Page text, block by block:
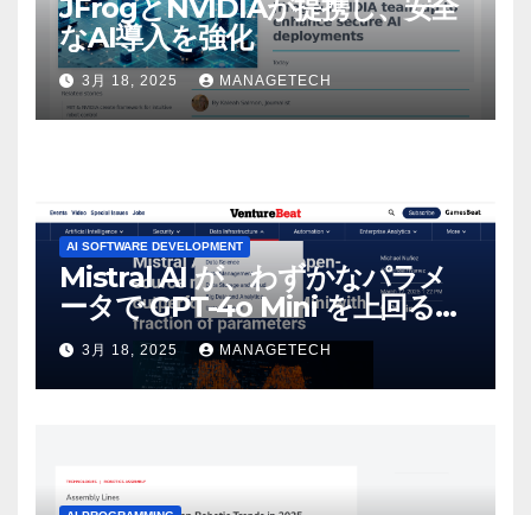
JFrogとNVIDIAが提携し、安全
なAI導入を強化
3月 18, 2025 MANAGETECH
AI SOFTWARE DEVELOPMENT
Mistral AI が、わずかなパラメ
ータで GPT-4o Mini を上回る新
しいオープンソース モデルをリ
リース | VentureBeat
3月 18, 2025 MANAGETECH